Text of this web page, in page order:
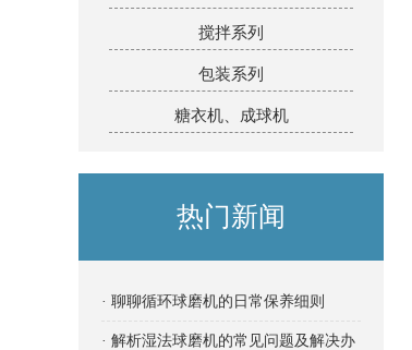
搅拌系列
包装系列
糖衣机、成球机
热门新闻
· 聊聊循环球磨机的日常保养细则
· 解析湿法球磨机的常见问题及解决办